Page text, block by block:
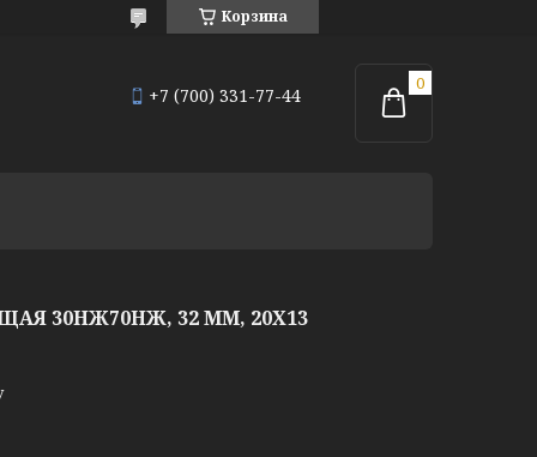
Корзина
+7 (700) 331-77-44
30НЖ70НЖ, 32 ММ, 20Х13